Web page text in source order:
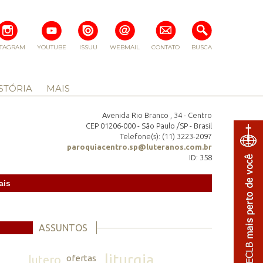
BUSCA
CONTATO
WEBMAIL
ISSUU
YOUTUBE
MAIS
Avenida Rio Branco , 34 - Centro
CEP 01206-000 - São Paulo /SP - Brasil
Telefone(s): (11) 3223-2097
paroquiacentro.sp@luteranos.com.br
ID: 358
ASSUNTOS
lutero ofertas